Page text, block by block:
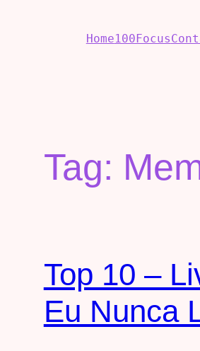
Home100Focus
Tag:
Top 10 –
Eu Nunca